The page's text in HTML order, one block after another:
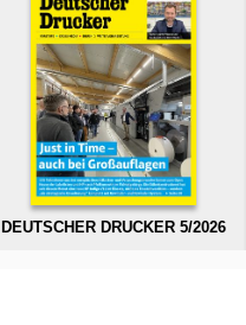
DEUTSCHER DRUCKER 5/2026